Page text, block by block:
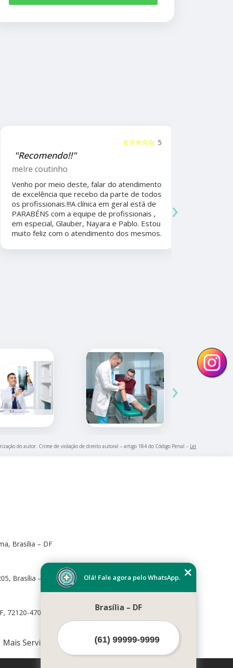
5
☆☆☆☆☆
"Recomendo!!"
melre coutinho
Venho por meio deste, falar do atendimento
de excelência que recebo da parte de todos
os profissionais.!!!A clínica em geral está de
PARABÉNS com a equipe de profissionais ,
em especial, Glauber, Nayara e Pablo. Estou
muito feliz com o atendimento dos mesmos.
›
›
do autor. Crime de violação de direito autoral – artigo 184 do Código Penal – Lei
Brasília – DF
Brasília – DF, 70673-416
72120-470
Mais Serviços
Olá! Fale agora pelo WhatsApp.
Brasília – DF